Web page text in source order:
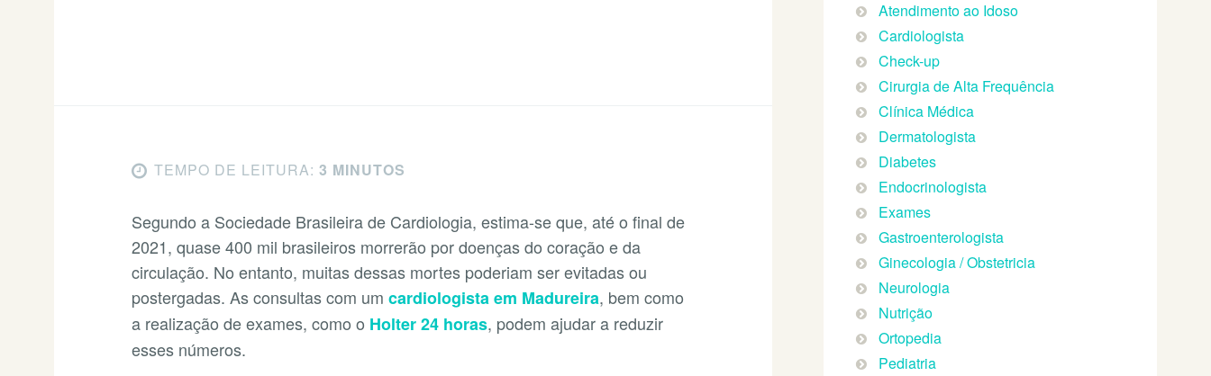
TEMPO DE LEITURA: 3 MINUTOS
Segundo a Sociedade Brasileira de Cardiologia, estima-se que, até o final de
2021, quase 400 mil brasileiros morrerão por doenças do coração e da
circulação. No entanto, muitas dessas mortes poderiam ser evitadas ou
postergadas. As consultas com umcardiologista em Madureira, bem como
a realização de exames, como o Holter 24 horas, podem ajudar a reduzir
esses números.
Atendimento ao Idoso
Cardiologista
Check-up
Cirurgia de Alta Frequência
Clínica Médica
Dermatologista
Diabetes
Endocrinologista
Exames
Gastroenterologista
Ginecologia / Obstetricia
Neurologia
Nutrição
Ortopedia
Pediatria